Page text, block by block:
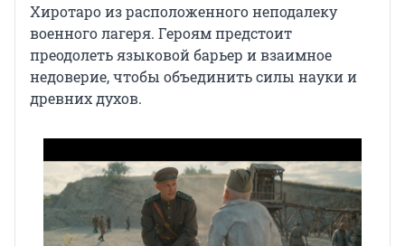
Хиротаро из расположенного неподалеку
военного лагеря. Героям предстоит
преодолеть языковой барьер и взаимное
недоверие, чтобы объединить силы науки и
древних духов.